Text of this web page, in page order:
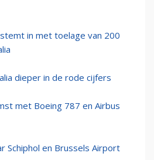
in met toelage van 200
dieper in de rode cijfers
met Boeing 787 en Airbus
Schiphol en Brussels Airport